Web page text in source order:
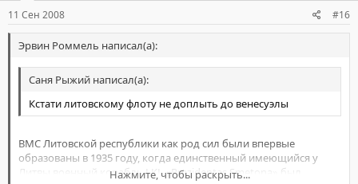
11 Сен 2008 #16
Эрвин Роммель написал(а):
Саня Рыжий написал(а):
Кстати литовскому флоту не доплыть до венесуэлы
ВМС Литовской республики как род сил были впервые
образованы в 1935 году, когда единственный имеющийся у
Литвы военный корабль LKL «Prezidentas Smetona» был
Нажмите, чтобы раскрыть...